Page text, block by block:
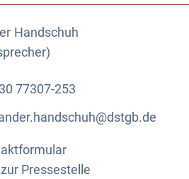
Handschuh
Handschuh (Pressesprecher)
77307-253
Pressestelle